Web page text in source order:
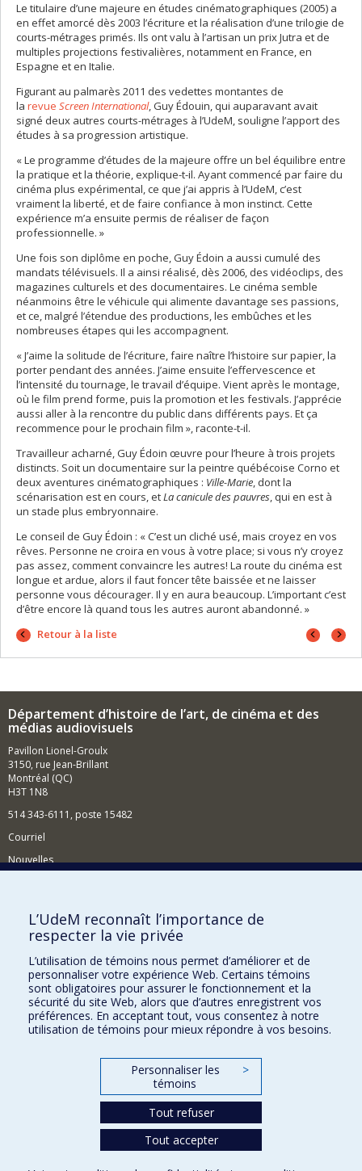
Le titulaire d’une majeure en études cinématographiques (2005) a
en effet amorcé dès 2003 l’écriture et la réalisation d’une trilogie de
courts-métrages primés. Ils ont valu à l’artisan un prix Jutra et de
multiples projections festivalières, notamment en France, en
Espagne et en Italie.
Figurant au palmarès 2011 des vedettes montantes de
la revue Screen International, Guy Édouin, qui auparavant avait
signé deux autres courts-métrages à l’UdeM, souligne l’apport des
études à sa progression artistique.
« Le programme d’études de la majeure offre un bel équilibre entre
la pratique et la théorie, explique-t-il. Ayant commencé par faire du
cinéma plus expérimental, ce que j’ai appris à l’UdeM, c’est
vraiment la liberté, et de faire confiance à mon instinct. Cette
expérience m’a ensuite permis de réaliser de façon
professionnelle. »
Une fois son diplôme en poche, Guy Édoin a aussi cumulé des
mandats télévisuels. Il a ainsi réalisé, dès 2006, des vidéoclips, des
magazines culturels et des documentaires. Le cinéma semble
néanmoins être le véhicule qui alimente davantage ses passions,
et ce, malgré l’étendue des productions, les embûches et les
nombreuses étapes qui les accompagnent.
« J’aime la solitude de l’écriture, faire naître l’histoire sur papier, la
porter pendant des années. J’aime ensuite l’effervescence et
l’intensité du tournage, le travail d’équipe. Vient après le montage,
où le film prend forme, puis la promotion et les festivals. J’apprécie
aussi aller à la rencontre du public dans différents pays. Et ça
recommence pour le prochain film », raconte-t-il.
Travailleur acharné, Guy Édoin œuvre pour l’heure à trois projets
distincts. Soit un documentaire sur la peintre québécoise Corno et
deux aventures cinématographiques : Ville-Marie, dont la
scénarisation est en cours, etLa canicule des pauvres, qui en est à
un stade plus embryonnaire.
Le conseil de Guy Édoin : « C’est un cliché usé, mais croyez en vos
rêves. Personne ne croira en vous à votre place; si vous n’y croyez
pas assez, comment convaincre les autres! La route du cinéma est
longue et ardue, alors il faut foncer tête baissée et ne laisser
personne vous décourager. Il y en aura beaucoup. L’important c’est
d’être encore là quand tous les autres auront abandonné. »
Retour à la liste
Portrait
Portrait
Département d’histoire de l’art, de cinéma et des
médias audiovisuels
Pavillon Lionel-Groulx
3150, rue Jean-Brillant
Montréal (QC)
H3T 1N8
514 343-6111, poste 15482
Courriel
Nouvelles
Comment soutenir le Département?
BESOIN D'AIDE?
Plan du site
Signaler une erreur
Accessibilité
FACULTÉ DES ARTS ET DES SCIENCES
Nos départements et écoles
L’UdeM reconnaît l’importance de
respecter la vie privée
L’utilisation de témoins nous permet d’améliorer et de
personnaliser votre expérience Web. Certains témoins
sont obligatoires pour assurer le fonctionnement et la
sécurité du site Web, alors que d’autres enregistrent vos
préférences. En acceptant tout, vous consentez à notre
utilisation de témoins pour mieux répondre à vos besoins.
Personnaliser les
témoins
>
Tout refuser
Tout accepter